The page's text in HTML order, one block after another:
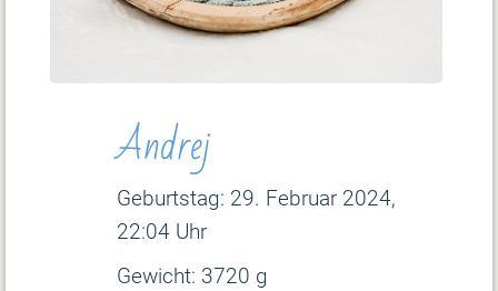
Andrej
Geburtstag: 29. Februar 2024,
22:04 Uhr
Gewicht: 3720 g